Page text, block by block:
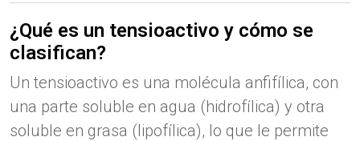
¿Qué es un tensioactivo y cómo se
clasifican?
Un tensioactivo es una molécula anfifílica, con
una parte soluble en agua (hidrofílica) y otra
soluble en grasa (lipofílica), lo que le permite